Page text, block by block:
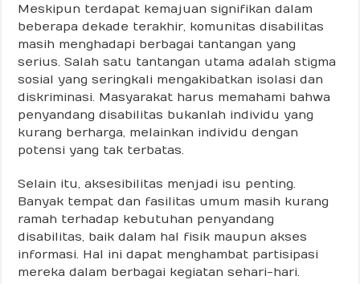
Meskipun terdapat kemajuan signifikan dalam
beberapa dekade terakhir, komunitas disabilitas
masih menghadapi berbagai tantangan yang
serius. Salah satu tantangan utama adalah stigma
sosial yang seringkali mengakibatkan isolasi dan
diskriminasi. Masyarakat harus memahami bahwa
penyandang disabilitas bukanlah individu yang
kurang berharga, melainkan individu dengan
potensi yang tak terbatas.
Selain itu, aksesibilitas menjadi isu penting.
Banyak tempat dan fasilitas umum masih kurang
ramah terhadap kebutuhan penyandang
disabilitas, baik dalam hal fisik maupun akses
informasi. Hal ini dapat menghambat partisipasi
mereka dalam berbagai kegiatan sehari-hari.